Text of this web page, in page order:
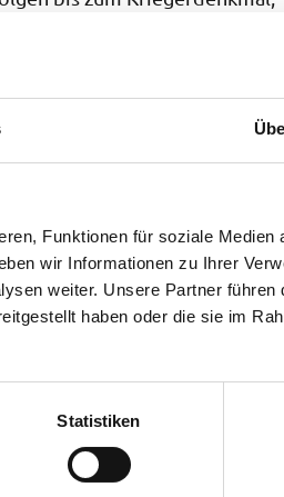
Funktionen für soziale Medien
wir Informationen zu Ihrer
weiter. Unsere Partner führen
haben oder die sie im
Statistiken